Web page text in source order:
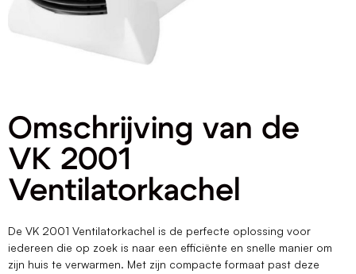
Omschrijving van de
VK 2001
Ventilatorkachel
De VK 2001 Ventilatorkachel is de perfecte oplossing voor
iedereen die op zoek is naar een efficiënte en snelle manier om
zijn huis te verwarmen. Met zijn compacte formaat past deze